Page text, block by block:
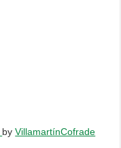
byVillamartínCofrade